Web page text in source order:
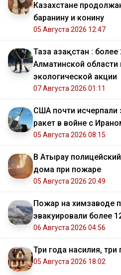
Казахстане
баранину и конину
05 Августа 2026 12:47
Таза Қазақстан :
Алматинской области
экологической акции
07 Августа 2026 01:11
США почти исчерпали
ракет в войне с
05 Августа 2026 08:15
В Атырау
дома при пожаре
05 Августа 2026 20:49
Пожар на химзаводе
эвакуировали более
06 Августа 2026 04:56
Три года насилия,
05 Августа 2026 18:02